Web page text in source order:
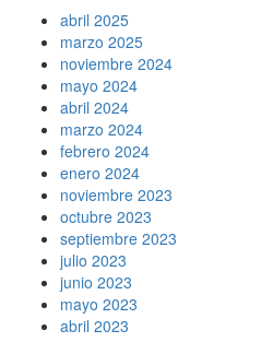
abril 2025
marzo 2025
noviembre 2024
mayo 2024
abril 2024
marzo 2024
febrero 2024
enero 2024
noviembre 2023
octubre 2023
septiembre 2023
julio 2023
junio 2023
mayo 2023
abril 2023